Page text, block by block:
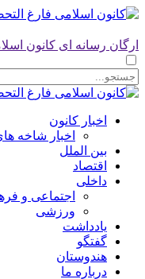
ارگان رسانه ای کانون
اخبار کانون
اخبار شاخه
بین الملل
اقتصاد
داخلی
اجتماعی و
ورزشی
یادداشت
گفتگو
هندوستان
درباره ما